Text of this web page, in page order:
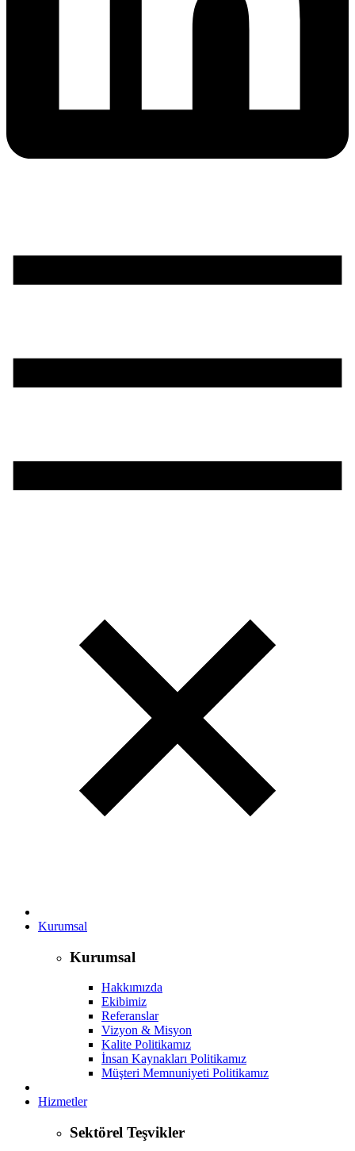
Kurumsal
Kurumsal
Hakkımızda
Ekibimiz
Referanslar
Vizyon & Misyon
Kalite Politikamız
İnsan Kaynakları Politikamız
Müşteri Memnuniyeti Politikamız
Hizmetler
Sektörel Teşvikler